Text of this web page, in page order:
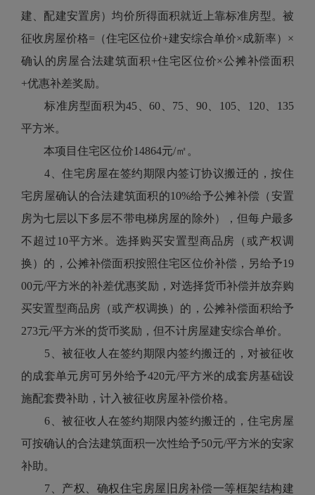
建、配建安置房）均价所得面积就近上靠标准房型。被
征收房屋价格=（住宅区位价+建安综合单价×成新率）×
确认的房屋合法建筑面积+住宅区位价×公摊补偿面积
+优惠补差奖励。
标准房型面积为45、60、75、90、105、120、135
平方米。
本项目住宅区位价14864元/㎡。
4、住宅房屋在签约期限内签订协议搬迁的，按住
宅房屋确认的合法建筑面积的10%给予公摊补偿（安置
房为七层以下多层不带电梯房屋的除外），但每户最多
不超过10平方米。选择购买安置型商品房（或产权调
换）的，公摊补偿面积按照住宅区位价补偿，另给予19
00元/平方米的补差优惠奖励，对选择货币补偿并放弃购
买安置型商品房（或产权调换）的，公摊补偿面积给予
273元/平方米的货币奖励，但不计房屋建安综合单价。
5、被征收人在签约期限内签约搬迁的，对被征收
的成套单元房可另外给予420元/平方米的成套房基础设
施配套费补助，计入被征收房屋补偿价格。
6、被征收人在签约期限内签约搬迁的，住宅房屋
可按确认的合法建筑面积一次性给予50元/平方米的安家
补助。
7、产权、确权住宅房屋旧房补偿一等框架结构建